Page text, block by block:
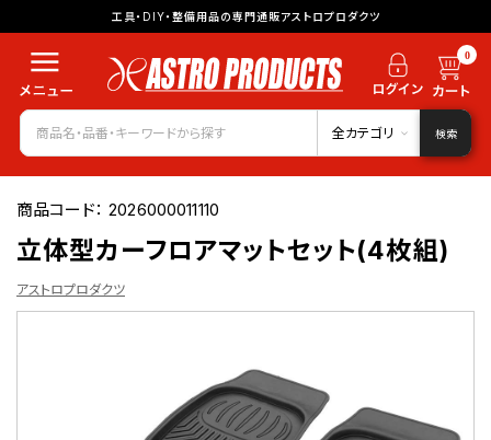
工具・DIY・整備用品の専門通販アストロプロダクツ
0
全カテゴリ 検索
商品コード：2026000011110
立体型カーフロアマットセット(4枚組)
アストロプロダクツ